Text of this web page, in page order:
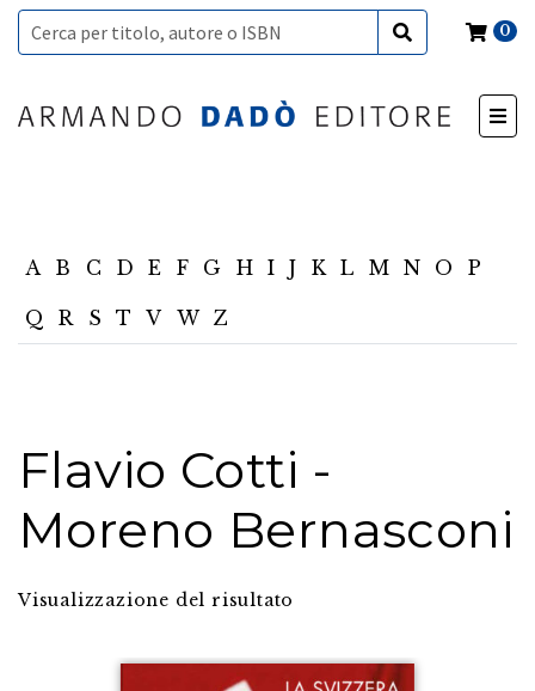
0
A B C D E F G H I J K L M N O P
Q R S T V W Z
Flavio Cotti -
Moreno Bernasconi
Visualizzazione del risultato